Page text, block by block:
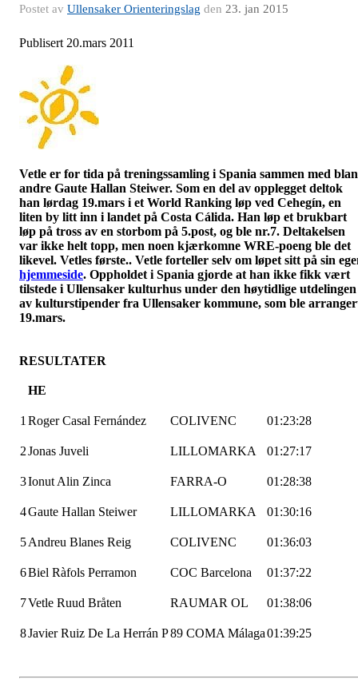
Postet av Ullensaker Orienteringslag den 23. jan 2015
Publisert 20.mars 2011
Vetle er for tida på treningssamling i Spania sammen med
andre Gaute Hallan Steiwer. Som en del av opplegget deltok
han lørdag 19.mars i et World Ranking løp ved Cehegín, en
liten by litt inn i landet på Costa Cálida. Han løp et brukbart
løp på tross av en storbom på 5.post, og ble nr.7. Deltakelsen
var ikke helt topp, men noen kjærkomne WRE-poeng ble det
likevel. Vetles første.. Vetle forteller selv om løpet sitt på sin
hjemmeside. Oppholdet i Spania gjorde at han ikke fikk vært
tilstede i Ullensaker kulturhus under den høytidlige utdelingen
av kulturstipender fra Ullensaker kommune, som ble
19.mars.
RESULTATER
HE
1 RogerCasal Fernández COLIVENC 01:23:28
2Jonas Juveli LILLOMARKA 01:27:17
3Ionut Alin Zinca FARRA-O 01:28:38
4Gaute Hallan Steiwer LILLOMARKA 01:30:16
5Andreu Blanes Reig COLIVENC 01:36:03
6Biel Ràfols Perramon COC Barcelona 01:37:22
7Vetle Ruud Bråten RAUMAR OL 01:38:06
8JavierRuiz De La Herrán P89 COMA Málaga01:39:25